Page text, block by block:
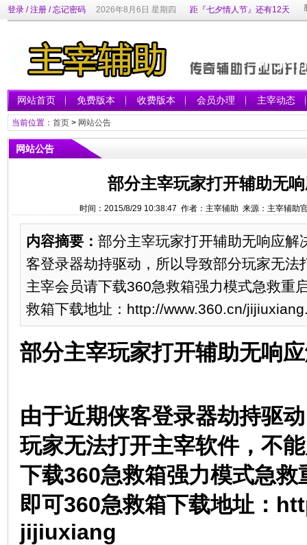
登录/注册/忘记密码 2026年8月6日 星期四 距『七夕情人节』还有12天
网站首页 免费版本 收费版本 会员办理 主宰动态
当前位置： 首页> 网站公告
网站公告
部分主宰玩家打开辅助无
时间：2015/8/29 10:38:47 作者：主宰辅助 来源：主宰辅助
内容摘要： 部分主宰玩家打开辅助无响应解
客登录器劫持驱动，所以导致部分玩家无法
主宰会员请下载360急救箱强力模式急救重
救箱下载地址：http://www.360.cn/
部分主宰玩家打开辅助无响
由于近期侠客登录器劫持驱
玩家无法打开主宰软件，不
下载360急救箱强力模式急救
即可360急救箱下载地址：
jijiuxiang